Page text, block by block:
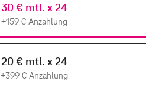
30 € mtl. x 24
+159 € Anzahlung
20 € mtl. x 24
+399 € Anzahlung